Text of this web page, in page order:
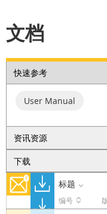
文档
快速参考
User Manual
资讯资源
下载
标题
编号